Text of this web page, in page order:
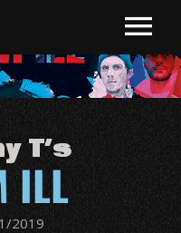
T’s
ILL
2019